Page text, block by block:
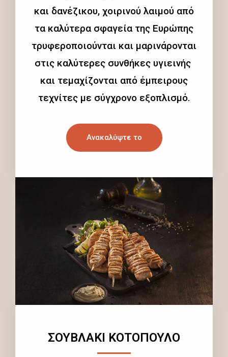
και δανέζικου, χοιρινού λαιμού από
τα καλύτερα σφαγεία της Ευρώπης
τρυφεροποιούνται και μαρινάρονται
στις καλύτερες συνθήκες υγιεινής
και τεμαχίζονται από έμπειρους
τεχνίτες με σύγχρονο εξοπλισμό.
Ανακαλύψτε το
ΣΟΥΒΛΑΚΙ ΚΟΤΟΠΟΥΛΟ